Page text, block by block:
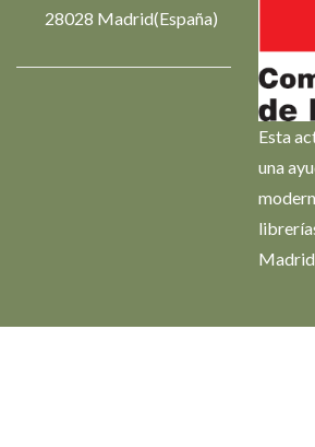
28028 Madrid(España)
Esta
una